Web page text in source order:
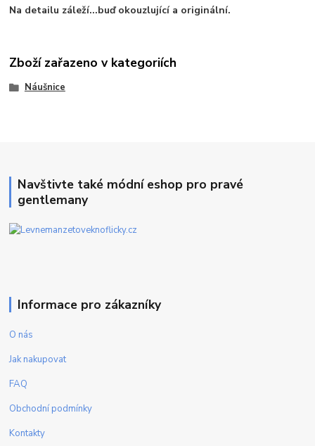
Na detailu záleží...buď okouzlující a originální.
Zboží zařazeno v kategoriích
Náušnice
Navštivte také módní eshop pro pravé
gentlemany
Informace pro zákazníky
O nás
Jak nakupovat
FAQ
Obchodní podmínky
Kontakty